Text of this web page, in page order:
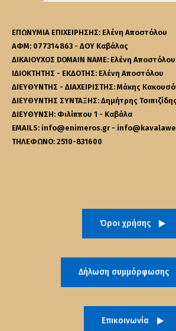
ΕΠΩΝΥΜΙΑ ΕΠΙΧΕΙΡΗΣΗΣ: Ελένη Αποστόλου
ΑΦΜ: 077314863 - ΔΟΥ Καβάλας
ΔΙΚΑΙΟΥΧΟΣ DOMAIN NAME: Ελένη Αποστόλου
ΙΔΙΟΚΤΗΤΗΣ - ΕΚΔΟΤΗΣ: Ελένη Αποστόλου
ΔΙΕΥΘΥΝΤΗΣ - ΔΙΑΧΕΙΡΙΣΤΗΣ: Μάκης
ΔΙΕΥΘΥΝΤΗΣ ΣΥΝΤΑΞΗΣ: Δημήτρης Τσιπιζίδης
ΔΙΕΥΘΥΝΣΗ: Φιλίππου 1 - Καβάλα
EMAILS: info@enimeros.gr -
ΤΗΛΕΦΩΝΟ: 2510-831600
Όροι χρήσης
Δήλωση συμμόρφωσης
Επικοινωνία